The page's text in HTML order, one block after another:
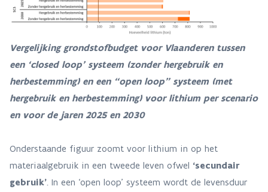
Vergelijking grondstofbudget voor Vlaanderen tussen
een ‘closed loop’ systeem (zonder hergebruik en
herbestemming) en een “open loop” systeem (met
hergebruik en herbestemming) voor lithium per scenario
en voor de jaren 2025 en 2030
Onderstaande figuur zoomt voor lithium in op het
materiaalgebruik in een tweede leven ofwel ‘secundair
gebruik’ . In een ‘open loop’ systeem wordt de levensduur